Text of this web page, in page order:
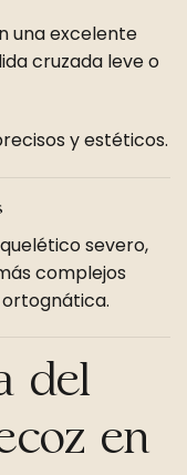
una excelente
cruzada leve o
y estéticos.
severo,
complejos
del
en